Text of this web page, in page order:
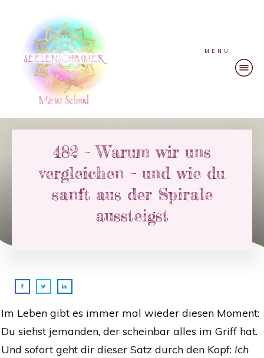
MENU
482 – Warum wir uns
vergleichen – und wie du
sanft aus der Spirale
aussteigst
Im Leben gibt es immer mal wieder diesen Moment:
Du siehst jemanden, der scheinbar alles im Griff hat.
Und sofort geht dir dieser Satz durch den Kopf: Ich